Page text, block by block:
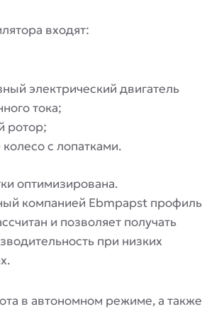
входят:
электрический двигатель
тока;
ротор;
с лопатками.
оптимизирована.
компанией Ebmpapst профиль
и позволяет получать
при низких
в автономном режиме, а также